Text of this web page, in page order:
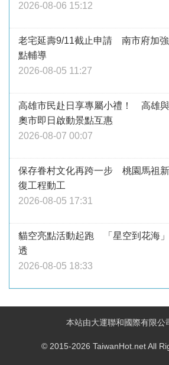
2026-08-06 15:12
老宅延壽9/11截止申請 南市府加
點輔導
2026-08-05 11:27
高雄市民赴日享專屬小禮！ 高雄
奧市即日啟動景點互惠
2026-08-07 00:07
保存眷村文化再跨一步 桃園馬祖
復工程動工
2026-08-05 17:31
貓空亮點活動起跑 「星空到花海
透
2026-08-05 18:33
本站由大運聯和國際有限公
© 2015-2026 TaiwanHot.net All